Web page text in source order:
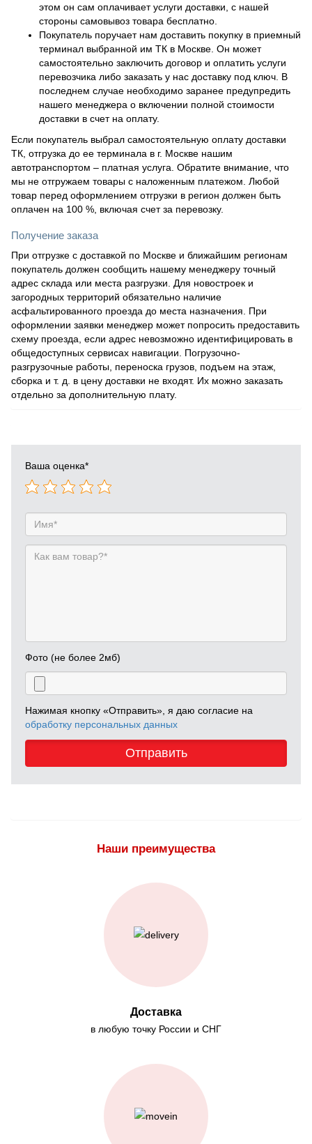
этом он сам оплачивает услуги доставки, с нашей
стороны самовывоз товара бесплатно.
Покупатель поручает нам доставить покупку в приемный
терминал выбранной им ТК в Москве. Он может
самостоятельно заключить договор и оплатить услуги
перевозчика либо заказать у нас доставку под ключ. В
последнем случае необходимо заранее предупредить
нашего менеджера о включении полной стоимости
доставки в счет на оплату.
Если покупатель выбрал самостоятельную оплату доставки
ТК, отгрузка до ее терминала в г. Москве нашим
автотранспортом – платная услуга. Обратите внимание, что
мы не отгружаем товары с наложенным платежом. Любой
товар перед оформлением отгрузки в регион должен быть
оплачен на 100 %, включая счет за перевозку.
Получение заказа
При отгрузке с доставкой по Москве и ближайшим регионам
покупатель должен сообщить нашему менеджеру точный
адрес склада или места разгрузки. Для новостроек и
загородных территорий обязательно наличие
асфальтированного проезда до места назначения. При
оформлении заявки менеджер может попросить предоставить
схему проезда, если адрес невозможно идентифицировать в
общедоступных сервисах навигации. Погрузочно-
разгрузочные работы, переноска грузов, подъем на этаж,
сборка и т. д. в цену доставки не входят. Их можно заказать
отдельно за дополнительную плату.
Ваша оценка*
Фото (не более 2мб)
Нажимая кнопку «Отправить», я даю согласие на
обработку персональных данных
Отправить
Наши преимущества
Доставка
в любую точку России и СНГ